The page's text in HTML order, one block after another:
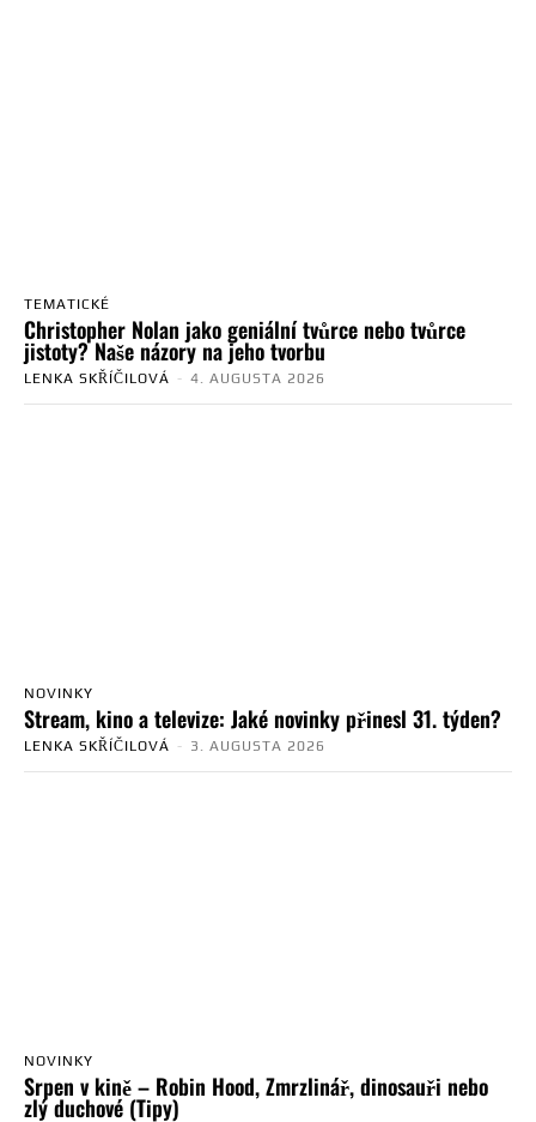
TEMATICKÉ
Christopher Nolan jako geniální tvůrce nebo tvůrce
jistoty? Naše názory na jeho tvorbu
LENKA SKŘÍČILOVÁ - 4. AUGUSTA 2026
NOVINKY
Stream, kino a televize: Jaké novinky přinesl 31. týden?
LENKA SKŘÍČILOVÁ - 3. AUGUSTA 2026
NOVINKY
Srpen v kině – Robin Hood, Zmrzlinář, dinosauři nebo
zlý duchové (Tipy)